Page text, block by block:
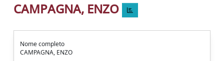
CAMPAGNA, ENZO
Nome completo
CAMPAGNA, ENZO